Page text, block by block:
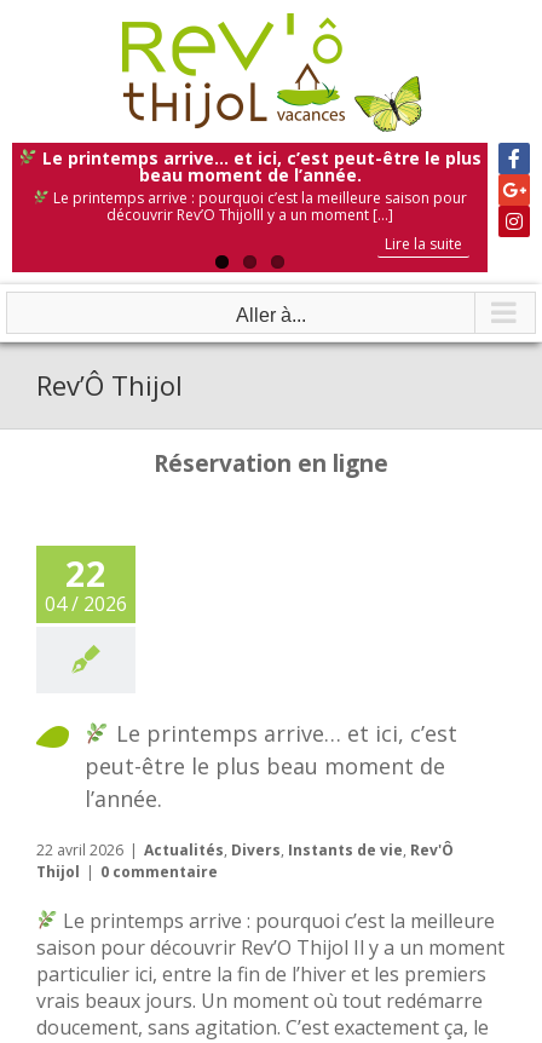
Le printemps arrive… et ici, c’est peut-être le plus
beau moment de l’année.
Le printemps arrive : pourquoi c’est la meilleure saison pour
découvrir Rev’O ThijolIl y a un moment [...]
Lire la suite
Lire la suite
Lire la suite
Aller à...
Rev’Ô Thijol
Réservation en ligne
22
04 / 2026
Le printemps arrive… et ici, c’est
peut-être le plus beau moment de
l’année.
22 avril 2026 | Actualités, Divers, Instants de vie, Rev'Ô
Thijol | 0 commentaire
Le printemps arrive : pourquoi c’est la meilleure
saison pour découvrir Rev’O Thijol Il y a un moment
particulier ici, entre la fin de l’hiver et les premiers
vrais beaux jours. Un moment où tout redémarre
doucement, sans agitation. C’est exactement ça, le